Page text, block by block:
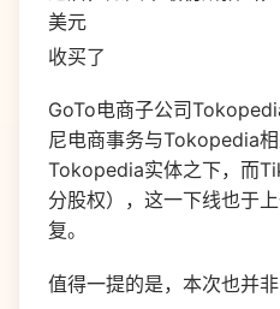
美元
收买了
GoTo电商子公司
尼电商事务与Tokopedia
Tokopedia实体之下，而
分股权），这一下线也于
复。
值得一提的是，本次也并